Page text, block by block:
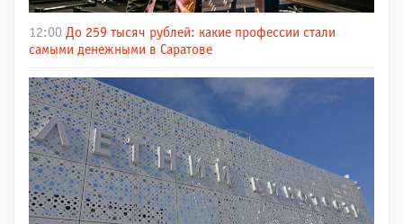
12:00 До 259 тысяч рублей: какие профессии стали
самыми денежными в Саратове